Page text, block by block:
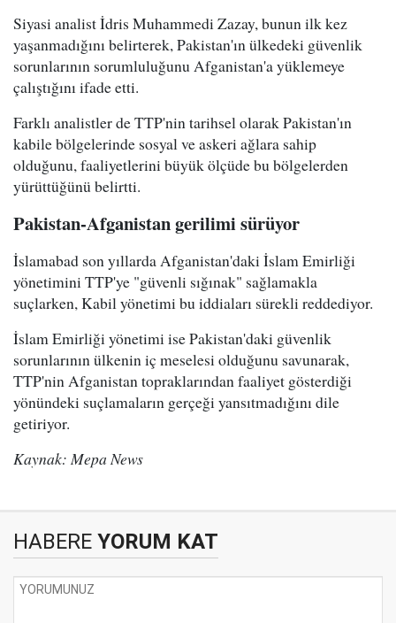
Siyasi analist İdris Muhammedi Zazay, bunun ilk kez
yaşanmadığını belirterek, Pakistan'ın ülkedeki güvenlik
sorunlarının sorumluluğunu Afganistan'a yüklemeye
çalıştığını ifade etti.
Farklı analistler de TTP'nin tarihsel olarak Pakistan'ın
kabile bölgelerinde sosyal ve askeri ağlara sahip
olduğunu, faaliyetlerini büyük ölçüde bu bölgelerden
yürüttüğünü belirtti.
Pakistan-Afganistan gerilimi sürüyor
İslamabad son yıllarda Afganistan'daki İslam Emirliği
yönetimini TTP'ye "güvenli sığınak" sağlamakla
suçlarken, Kabil yönetimi bu iddiaları sürekli reddediyor.
İslam Emirliği yönetimi ise Pakistan'daki güvenlik
sorunlarının ülkenin iç meselesi olduğunu savunarak,
TTP'nin Afganistan topraklarından faaliyet gösterdiği
yönündeki suçlamaların gerçeği yansıtmadığını dile
getiriyor.
Kaynak: Mepa News
HABERE YORUM KAT